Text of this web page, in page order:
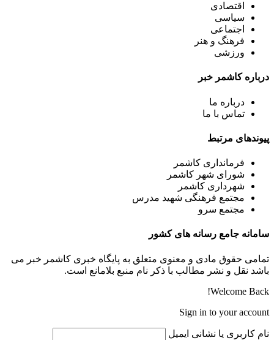
اقتصادی
سیاسی
اجتماعی
فرهنگ و هنر
ورزشی
درباره کاشمر خبر
درباره ما
تماس با ما
پیوندهای مرتبط
فرمانداری کاشمر
شورای شهر کاشمر
شهرداری کاشمر
مجتمع فرهنگی شهید مدرس
مجتمع سرو
سامانه جامع رسانه های کشور
تمامی حقوق مادی و معنوی متعلق به پایگاه خبری کاشمر خبر می
باشد نقل و نشر مطالب با ذکر نام منبع بلامانع است.
Welcome Back!
Sign in to your account
نام کاربری یا نشانی ایمیل